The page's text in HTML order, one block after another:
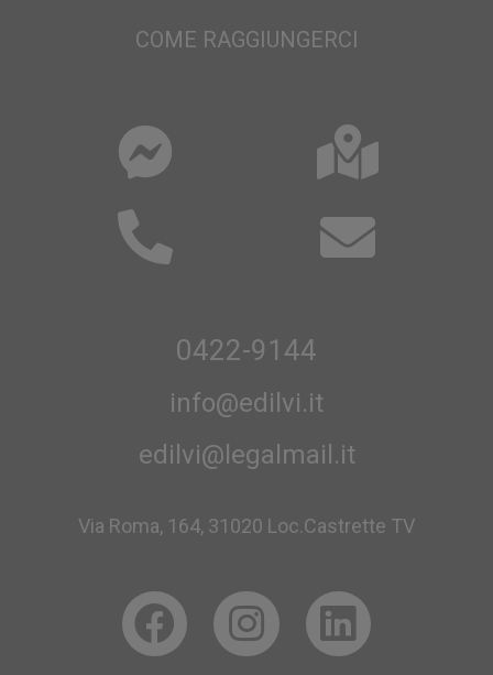
COME RAGGIUNGERCI
0422-9144
info@edilvi.it
edilvi@legalmail.it
Via Roma, 164, 31020 Loc.Castrette TV